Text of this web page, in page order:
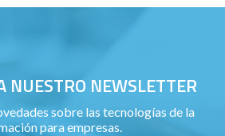
NUESTRO NEWSLETTER
sobre las tecnologías de la
para empresas.